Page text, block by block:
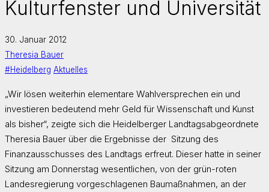
Kulturfenster und Universität
30. Januar 2012
Theresia Bauer
#Heidelberg Aktuelles
„Wir lösen weiterhin elementare Wahlversprechen ein und
investieren bedeutend mehr Geld für Wissenschaft und Kunst
als bisher“, zeigte sich die Heidelberger Landtagsabgeordnete
Theresia Bauer über die Ergebnisse der Sitzung des
Finanzausschusses des Landtags erfreut. Dieser hatte in seiner
Sitzung am Donnerstag wesentlichen, von der grün-roten
Landesregierung vorgeschlagenen Baumaßnahmen, an der